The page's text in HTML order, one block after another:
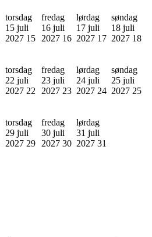
torsdag
15 juli
2027 15
fredag
16 juli
2027 16
lørdag
17 juli
2027 17
søndag
18 juli
2027 18
torsdag
22 juli
2027 22
fredag
23 juli
2027 23
lørdag
24 juli
2027 24
søndag
25 juli
2027 25
torsdag
29 juli
2027 29
fredag
30 juli
2027 30
lørdag
31 juli
2027 31